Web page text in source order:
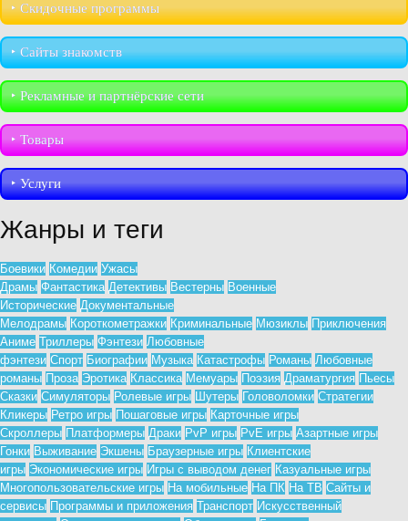
‣︎ Скидочные программы
‣︎ Сайты знакомств
‣︎ Рекламные и партнёрские сети
‣︎ Товары
‣︎ Услуги
Жанры и теги
Боевики Комедии Ужасы
Драмы Фантастика Детективы Вестерны Военные
Исторические Документальные
Мелодрамы Короткометражки Криминальные Мюзиклы Приключения
Аниме Триллеры Фэнтези Любовные
фэнтези Спорт Биографии Музыка Катастрофы Романы Любовные
романы Проза Эротика Классика Мемуары Поэзия Драматургия Пьесы
Сказки Симуляторы Ролевые игры Шутеры Головоломки Стратегии
Кликеры Ретро игры Пошаговые игры Карточные игры
Скроллеры Платформеры Драки PvP игры PvE игры Азартные игры
Гонки Выживание Экшены Браузерные игры Клиентские
игры Экономические игры Игры с выводом денег Казуальные игры
Многопользовательские игры На мобильные На ПК На ТВ Сайты и
сервисы Программы и приложения Транспорт Искусственный